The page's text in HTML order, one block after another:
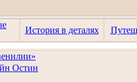
История в деталях
Остин